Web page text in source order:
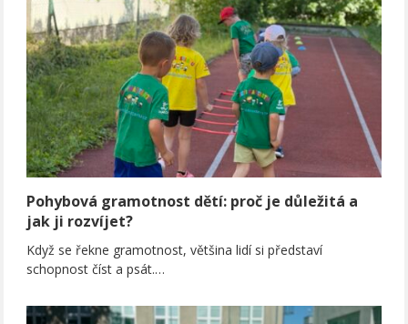
Pohybová gramotnost dětí: proč je důležitá a
jak ji rozvíjet?
Když se řekne gramotnost, většina lidí si představí
schopnost číst a psát.…